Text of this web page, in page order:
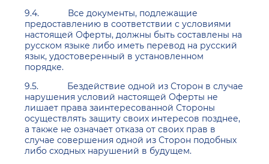
9.4. Все документы, подлежащие
предоставлению в соответствии с условиями
настоящей Оферты, должны быть составлены на
русском языке либо иметь перевод на русский
язык, удостоверенный в установленном
порядке.
9.5. Бездействие одной из Сторон в случае
нарушения условий настоящей Оферты не
лишает права заинтересованной Стороны
осуществлять защиту своих интересов позднее,
а также не означает отказа от своих прав в
случае совершения одной из Сторон подобных
либо сходных нарушений в будущем.